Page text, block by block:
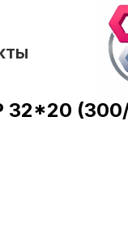
32*20